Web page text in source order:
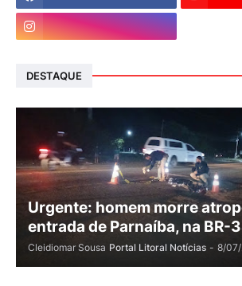
DESTAQUE
Urgente: homem morre
entrada de Parnaíba, na BR-
Cleidiomar Sousa Portal Litoral Notícias - 8/